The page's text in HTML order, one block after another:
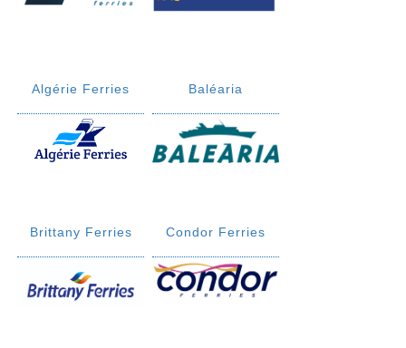
Algérie Ferries Baléaria
Brittany Ferries Condor Ferries